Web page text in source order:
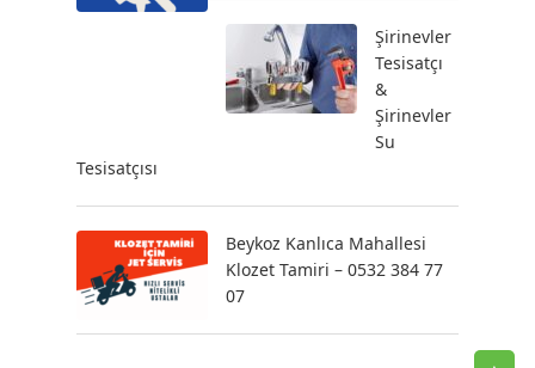
Şirinevler
Tesisatçı
&
Şirinevler
Su
Tesisatçısı
Beykoz Kanlıca Mahallesi
Klozet Tamiri – 0532 384 77
07